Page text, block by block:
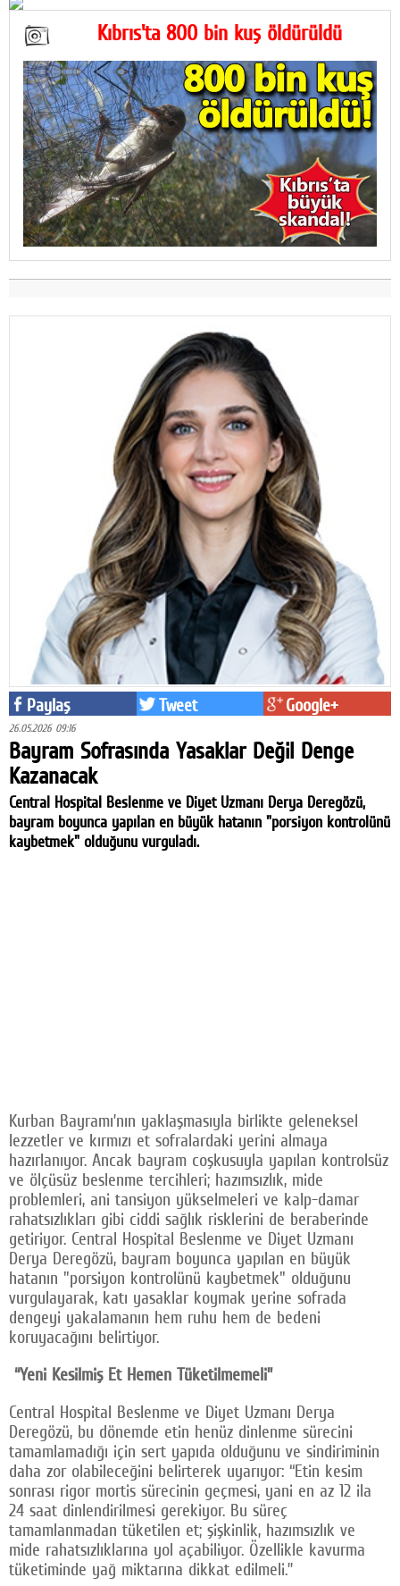
Kıbrıs'ta 800 bin kuş öldürüldü
Paylaş Tweet Google+
26.05.2026 09:16
Bayram Sofrasında Yasaklar Değil Denge
Kazanacak
Central Hospital Beslenme ve Diyet Uzmanı Derya Deregözü,
bayram boyunca yapılan en büyük hatanın "porsiyon kontrolünü
kaybetmek" olduğunu vurguladı.
Kurban Bayramı’nın yaklaşmasıyla birlikte geleneksel
lezzetler ve kırmızı et sofralardaki yerini almaya
hazırlanıyor. Ancak bayram coşkusuyla yapılan kontrolsüz
ve ölçüsüz beslenme tercihleri; hazımsızlık, mide
problemleri, ani tansiyon yükselmeleri ve kalp-damar
rahatsızlıkları gibi ciddi sağlık risklerini de beraberinde
getiriyor. Central Hospital Beslenme ve Diyet Uzmanı
Derya Deregözü, bayram boyunca yapılan en büyük
hatanın "porsiyon kontrolünü kaybetmek" olduğunu
vurgulayarak, katı yasaklar koymak yerine sofrada
dengeyi yakalamanın hem ruhu hem de bedeni
koruyacağını belirtiyor.
“Yeni Kesilmiş Et Hemen Tüketilmemeli”
Central Hospital Beslenme ve Diyet Uzmanı Derya
Deregözü, bu dönemde etin henüz dinlenme sürecini
tamamlamadığı için sert yapıda olduğunu ve sindiriminin
daha zor olabileceğini belirterek uyarıyor: “Etin kesim
sonrası rigor mortis sürecinin geçmesi, yani en az 12 ila
24 saat dinlendirilmesi gerekiyor. Bu süreç
tamamlanmadan tüketilen et; şişkinlik, hazımsızlık ve
mide rahatsızlıklarına yol açabiliyor. Özellikle kavurma
tüketiminde yağ miktarına dikkat edilmeli.”